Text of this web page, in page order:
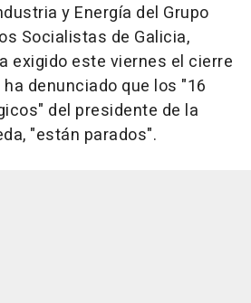
y Energía del Grupo
Socialistas de Galicia,
exigido este viernes el cierre
denunciado que los "16
del presidente de la
"están parados".